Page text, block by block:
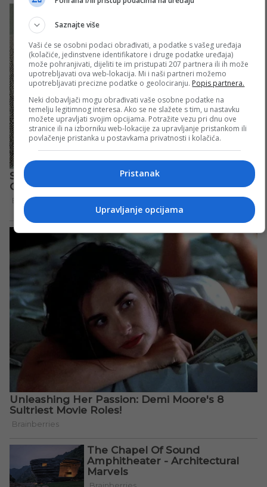
Saznajte više
Vaši će se osobni podaci obrađivati, a podatke s vašeg uređaja
(kolačiće, jedinstvene identifikatore i druge podatke uređaja)
može pohranjivati, dijeliti te im pristupati 207 partnera ili ih može
upotrebljavati ova web-lokacija. Mi i naši partneri možemo
upotrebljavati precizne podatke o geolociranju. Popis partnera.
Neki dobavljači mogu obrađivati vaše osobne podatke na
temelju legitimnog interesa. Ako se ne slažete s tim, u nastavku
možete upravljati svojim opcijama. Potražite vezu pri dnu ove
stranice ili na izborniku web-lokacije za upravljanje pristankom ili
povlačenje pristanka u postavkama privatnosti i kolačića.
Pristanak
Upravljanje opcijama